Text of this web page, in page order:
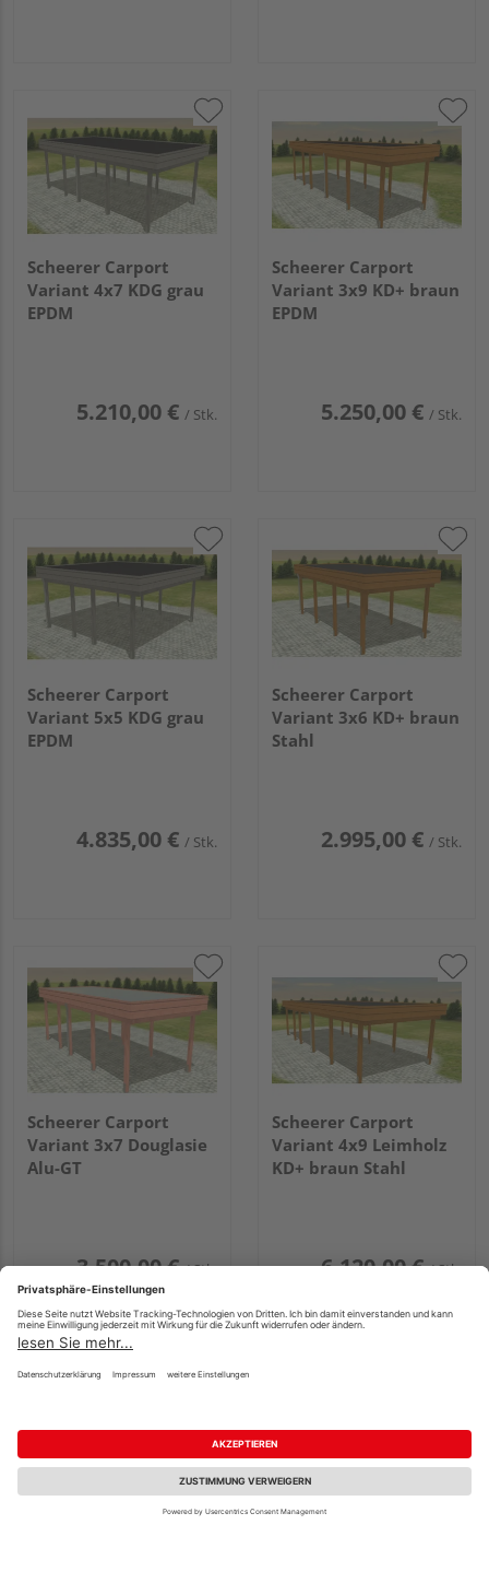
Scheerer Carport
Variant 4x7 KDG grau
EPDM
5.210,00 € / Stk.
Scheerer Carport
Variant 3x9 KD+ braun
EPDM
5.250,00 € / Stk.
Scheerer Carport
Variant 5x5 KDG grau
EPDM
4.835,00 € / Stk.
Scheerer Carport
Variant 3x6 KD+ braun
Stahl
2.995,00 € / Stk.
Scheerer Carport
Variant 3x7 Douglasie
Alu-GT
3.500,00 € / Stk.
Scheerer Carport
Variant 4x9 Leimholz
KD+ braun Stahl
6.120,00 € / Stk.